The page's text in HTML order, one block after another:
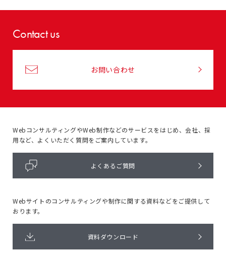
Contact us
お問い合わせ
WebコンサルティングやWeb制作などのサービスをはじめ、会社、採
用など、よくいただく質問をご案内しています。
よくあるご質問
Webサイトのコンサルティングや制作に関する資料などをご提供して
おります。
資料ダウンロード